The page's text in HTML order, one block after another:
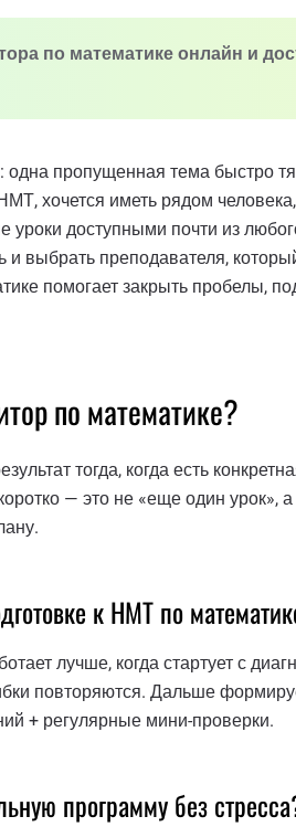
по математике онлайн и
пропущенная тема быстро
хочется иметь рядом
доступными почти из
и выбрать преподавателя,
помогает закрыть пробелы,
по математике?
тогда, когда есть
— это не «еще один урок»,
к НМТ по
лучше, когда стартует с
повторяются. Дальше
+ регулярные мини-проверки.
программу без